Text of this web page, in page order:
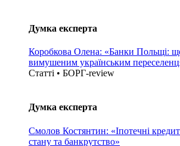
Думка експерта
Коробкова Олена: «Банки Польщі:
вимушеним українським
Статті • БОРГ-review
Думка експерта
Смолов Костянтин: «Іпотечні
стану та банкрутство»